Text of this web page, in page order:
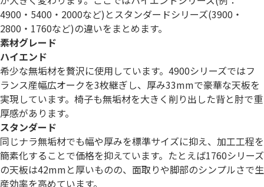
4900・5400・2000など)とスタンダードシリーズ(3900・
2800・1760など)の違いをまとめます。
素材グレード
ハイエンド
希少な無垢材を贅沢に使用しています。4900シリーズではフ
ランス産幅広オークを3枚継ぎし、厚み33mmで豪華な天板を
実現しています。椅子も無垢材を大きく削り出した背と肘で重
厚感があります。
スタンダード
同じナラ無垢材でも幅や厚みを標準サイズに抑え、加工工程を
簡素化することで価格を抑えています。たとえば1760シリーズ
の天板は42mmと厚いものの、面取りや脚部のシンプルさで生
産効率を高めています。